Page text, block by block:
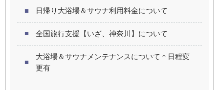
日帰り大浴場＆サウナ利用料金について
全国旅行支援【いざ、神奈川】について
大浴場＆サウナメンテナンスについて＊日程変
更有